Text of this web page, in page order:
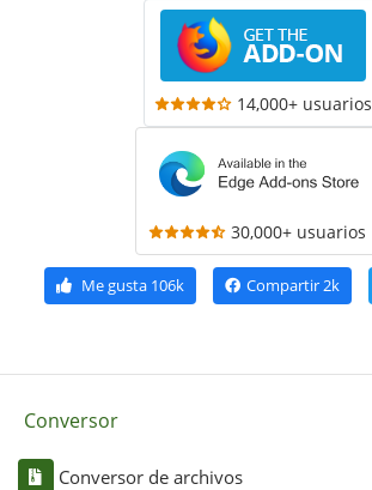
14,000+ usuarios
30,000+ usuarios
Me gusta106k Compartir2k
Conversor
Conversor de archivos